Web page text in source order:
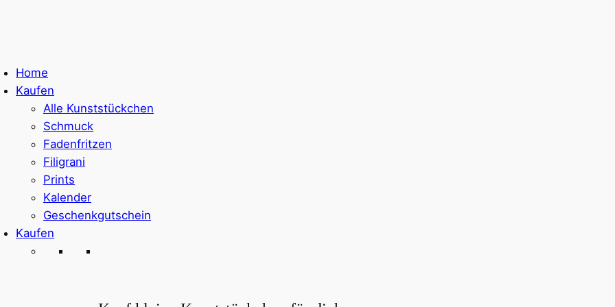
Home
Kaufen
Alle Kunststückchen
Schmuck
Fadenfritzen
Filigrani
Prints
Kalender
Geschenkgutschein
Kaufen